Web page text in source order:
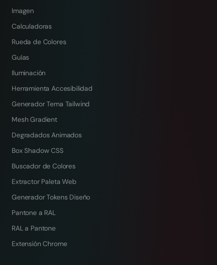
Imagen
Calculadoras
Rueda de Colores
Guías
Iluminación
Herramienta Accesibilidad
Generador Tema Tailwind
Mesh Gradient
Degradados Animados
Box Shadow CSS
Buscador de Colores
Extractor Paleta Web
Generador Tokens Diseño
Pantone a RAL
RAL a Pantone
Extensión Chrome